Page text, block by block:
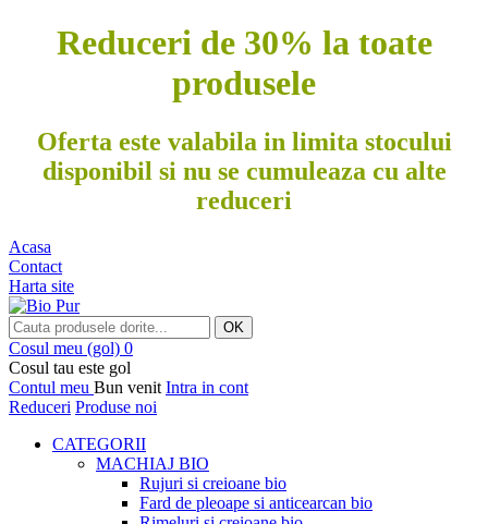
Reduceri de 30% la toate
produsele
Oferta este valabila in limita stocului
disponibil si nu se cumuleaza cu alte
reduceri
Acasa
Contact
Harta site
OK
Cosul meu (gol) 0
Cosul tau este gol
Contul meu Bun venit Intra in cont
Reduceri Produse noi
CATEGORII
MACHIAJ BIO
Rujuri si creioane bio
Fard de pleoape si anticearcan bio